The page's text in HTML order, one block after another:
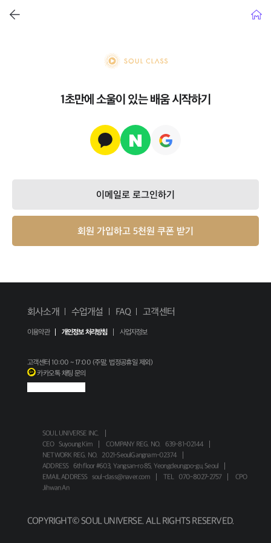
뒤로가기 홈
soul class
1초만에 소울이 있는 배움 시작하기
이메일로 로그인하기
회원 가입하고 5천원 쿠폰 받기
회사소개 수업개설 FAQ 고객센터
이용약관 개인정보 처리방침 사업자정보
고객센터10:00 ~ 17:00 (주말, 법정공휴일 제외)
카카오톡 채팅 문의
SOUL UNIVERSE INC.
CEO
Suyoung Kim COMPANY REG. NO.
639-81-02144
NETWORK REG. NO.
2021-SeoulGangnam-02374
ADDRESS
6th floor #603, Yangsan-ro 85, Yeongdeungpo-gu, Seoul
EMAIL ADDRESS
soul-class@naver.com TEL 070-8027-2757
CPO
Jihwan An
COPYRIGHT© SOUL UNIVERSE. ALL RIGHTS RESERVED.